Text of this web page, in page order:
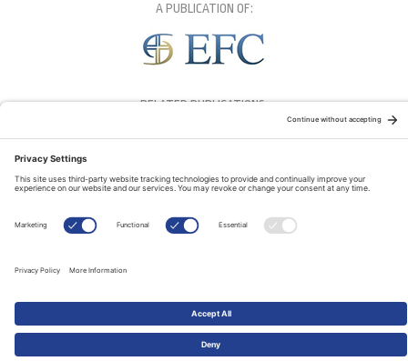
A PUBLICATION OF:
RELATED PUBLICATIONS: